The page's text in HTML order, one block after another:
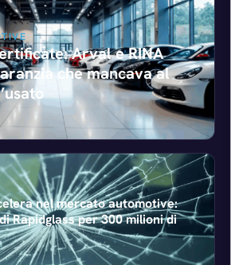
Arval e RINA
che mancava al
nel mercato automotive:
Rapidglass per 300 milioni di